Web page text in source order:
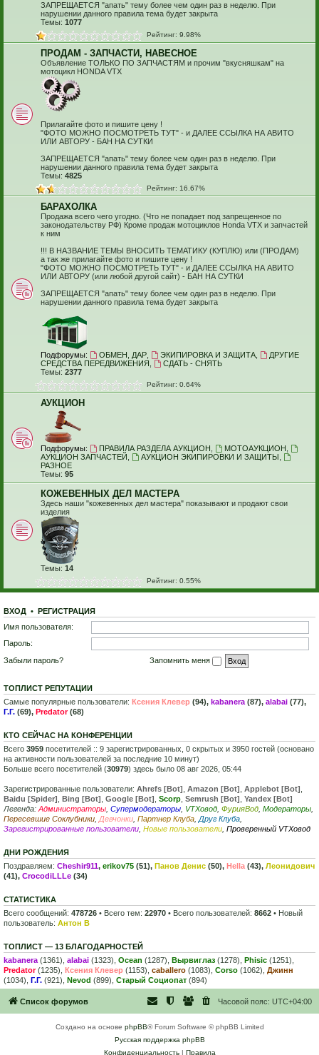
ЗАПРЕЩАЕТСЯ "апать" тему более чем один раз в неделю. При
нарушении данного правила тема будет закрыта
Темы: 1077
Рейтинг: 9.98%
ПРОДАМ - ЗАПЧАСТИ, НАВЕСНОЕ
Объявление ТОЛЬКО ПО ЗАПЧАСТЯМ и прочим "вкусняшкам" на
мотоцикл HONDA VTX
Прилагайте фото и пишите цену !
"ФОТО МОЖНО ПОСМОТРЕТЬ ТУТ" - и ДАЛЕЕ ССЫЛКА НА АВИТО
ИЛИ АВТОРУ - БАН НА СУТКИ
ЗАПРЕЩАЕТСЯ "апать" тему более чем один раз в неделю. При
нарушении данного правила тема будет закрыта
Темы: 4825
Рейтинг: 16.67%
БАРАХОЛКА
Продажа всего чего угодно. (Что не попадает под запрещенное по
законодательству РФ) Кроме продаж мотоциклов Honda VTX и запчастей
к ним
!!! В НАЗВАНИЕ ТЕМЫ ВНОСИТЬ ТЕМАТИКУ (КУПЛЮ) или (ПРОДАМ)
а так же прилагайте фото и пишите цену !
"ФОТО МОЖНО ПОСМОТРЕТЬ ТУТ" - и ДАЛЕЕ ССЫЛКА НА АВИТО
ИЛИ АВТОРУ (или любой другой сайт) - БАН НА СУТКИ
ЗАПРЕЩАЕТСЯ "апать" тему более чем один раз в неделю. При
нарушении данного правила тема будет закрыта
Подфорумы: ОБМЕН, ДАР, ЭКИПИРОВКА И ЗАЩИТА,
ДРУГИЕ
СРЕДСТВА ПЕРЕДВИЖЕНИЯ
СДАТЬ - СНЯТЬ
Темы: 2377
Рейтинг: 0.64%
АУКЦИОН
Подфорумы: ПРАВИЛА РАЗДЕЛА АУКЦИОН МОТОАУКЦИОН
АУКЦИОН ЗАПЧАСТЕЙ
АУКЦИОН ЭКИПИРОВКИ И ЗАЩИТЫ
РАЗНОЕ
Темы: 95
КОЖЕВЕННЫХ ДЕЛ МАСТЕРА
Здесь наши "кожевенных дел мастера" показывают и продают свои
изделия
Темы: 14
Рейтинг: 0.55%
ВХОД • РЕГИСТРАЦИЯ
Имя пользователя:
Пароль:
Забыли пароль?
Запомнить меня
ТОПЛИСТ РЕПУТАЦИИ
Самые популярные пользователи: Ксения Клевер (94), kabanera (87), alabai (77),
Г.Г. (69), Predator(68)
КТО СЕЙЧАС НА КОНФЕРЕНЦИИ
Всего 3959 посетителей :: 9 зарегистрированных, 0 скрытых и 3950 гостей (основано
на активности пользователей за последние 10 минут)
Больше всего посетителей (30979) здесь было 08 авг 2026, 05:44
Зарегистрированные пользователи: Ahrefs [Bot] Amazon [Bot] Applebot [Bot]
Baidu [Spider] Bing [Bot] Google [Bot] Scorp Semrush [Bot] Yandex [Bot]
Легенда: Администраторы Супермодераторы VTXовод ФурияВод Модераторы
Пересевшие Соклубники Девчонки Партнер Клуба Друг Клуба
Зарегистрированные пользователи Новые пользователи Проверенный VTXовод
ДНИ РОЖДЕНИЯ
Поздравляем: Cheshir911, erikov75 (51), Панов Денис (50), Hella (43), Леонидович
(41), CrocodiLLLe (34)
СТАТИСТИКА
Всего сообщений: 478726 • Всего тем: 22970 • Всего пользователей: 8662 • Новый
пользователь: Антон В
ТОПЛИСТ — 13 БЛАГОДАРНОСТЕЙ
kabanera (1361), alabai (1323), Ocean (1287), Вырвиглаз (1278), Phisic (1251),
Predator(1235), Ксения Клевер (1153), caballero (1083), Corso (1062), Джинн
(1034), Г.Г. (921), Nevod (899), Старый Социопат (894)
Список форумов Часовой пояс: UTC+04:00
Создано на основе phpBB® Forum Software © phpBB Limited
Русская поддержка phpBB
Конфиденциальность| Правила